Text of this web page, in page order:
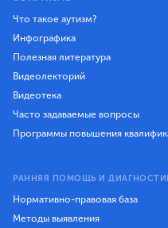
Что такое аутизм?
Инфографика
Полезная литература
Видеолекторий
Видеотека
Часто задаваемые вопросы
Программы повышения
РАННЯЯ ПОМОЩЬ И
Нормативно-правовая база
Методы выявления